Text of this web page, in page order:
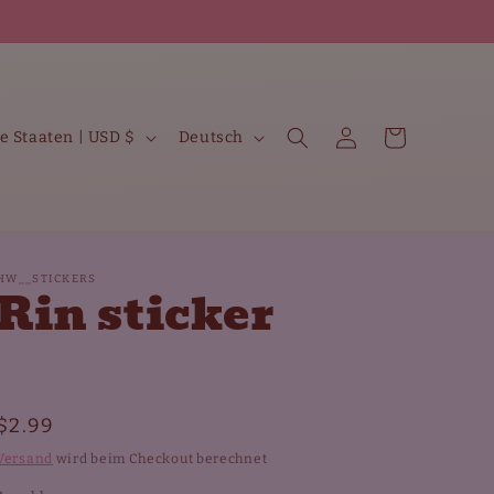
Vereinigte Staaten | USD $ S
h
e
Deutsch EinloggenWarenkorb
sticker
wird beim Checkout berechnet